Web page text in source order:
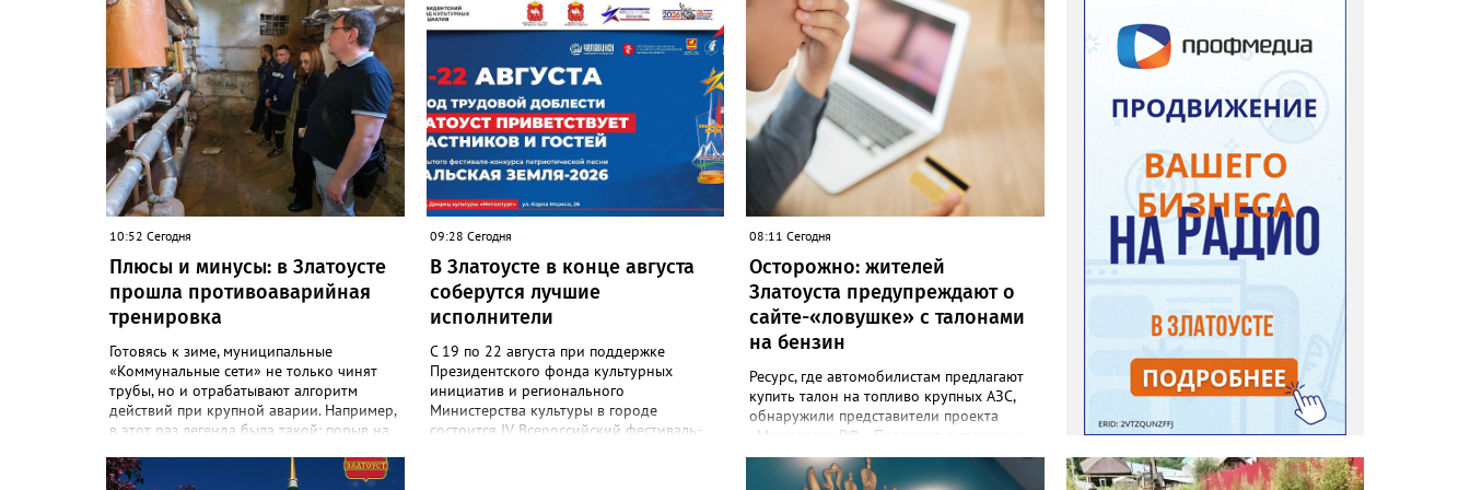
10:52 Сегодня
Плюсы и минусы: в Златоусте
прошла противоаварийная
тренировка
Готовясь к зиме, муниципальные
«Коммунальные сети» не только чинят
трубы, но и отрабатывают алгоритм
действий при крупной аварии. Например,
в этот раз легенда была такой: порыв на
«бортом» -10, без тепла и горячей воды
09:28 Сегодня
В Златоусте в конце августа
соберутся лучшие
исполнители
С 19 по 22 августа при поддержке
Президентского фонда культурных
инициатив и регионального
Министерства культуры в городе
состоится IV Всероссийский фестиваль-
08:11 Сегодня
Осторожно: жителей
Златоуста предупреждают о
сайте-«ловушке» с талонами
на бензин
Ресурс, где автомобилистам предлагают
купить талон на топливо крупных АЗС,
обнаружили представители проекта
«Мошеловка.РФ». Проверив с помощью
специального сервиса IP-адрес,
общественники выяснили, что следы